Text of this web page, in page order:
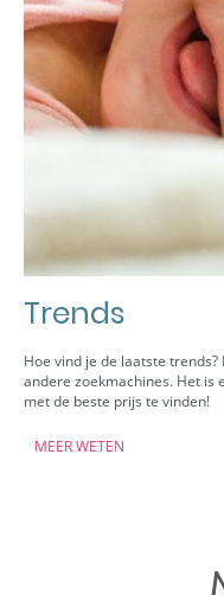
Trends
Hoe vind je de laatste
andere zoekmachines. Het is
met de beste prijs te vinden!
MEER WETEN